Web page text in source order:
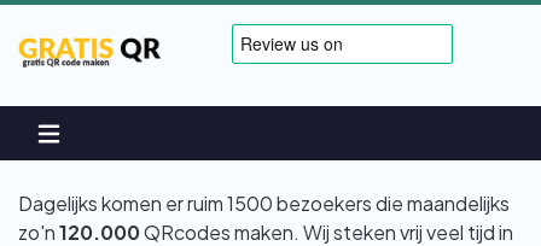
Dagelijks komen er ruim 1500 bezoekers die maandelijks
zo'n120.000QRcodes maken. Wij steken vrij veel tijd in